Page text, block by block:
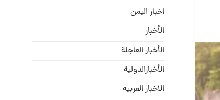
اخبار اليمن
الأخبار
الأخبار العاجلة
الأخبارالدولية
الاخبار العربيه